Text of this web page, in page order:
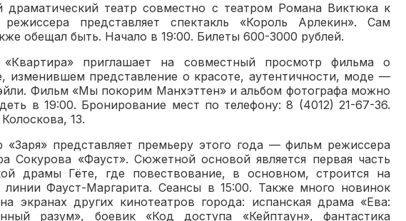
драматический театр совместно с театром Романа Виктюка к
представляет спектакль «Король Арлекин». Сам
обещал быть. Начало в 19:00. Билеты 600-3000 рублей.
«Квартира» приглашает на совместный просмотр фильма о
изменившем представление о красоте, аутентичности, моде —
Фильм «Мы покорим Манхэттен» и альбом фотографа можно
в 19:00. Бронирование мест по телефону: 8 (4012) 21-67-36.
13.
«Заря» представляет премьеру этого года — фильм режиссера
Сокурова «Фауст». Сюжетной основой является первая часть
драмы Гёте, где повествование, в основном, строится на
Фауст-Маргарита. Сеансы в 15:00. Также много новинок
экранах других кинотеатров города: испанская драма «Ева:
разум», боевик «Код доступа «Кейптаун», фантастика